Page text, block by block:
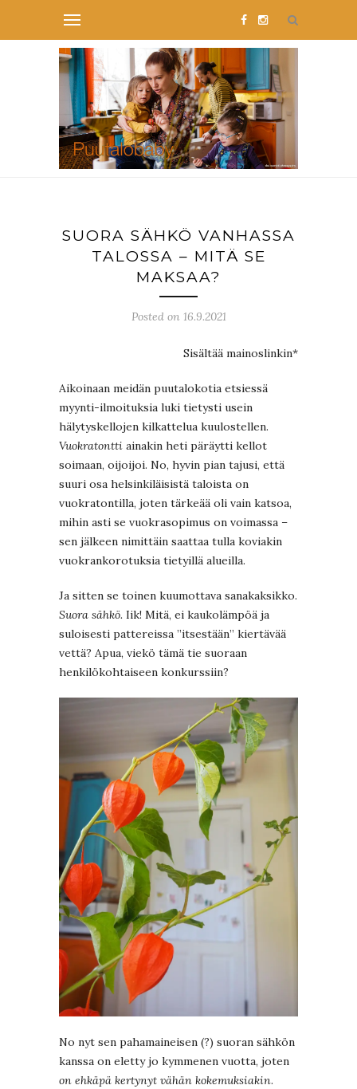
SUORA SÄHKÖ VANHASSA
TALOSSA – MITÄ SE
MAKSAA?
Posted on 16.9.2021
Sisältää mainoslinkin*
Aikoinaan meidän puutalokotia etsiessä
myynti-ilmoituksia luki tietysti usein
hälytyskellojen kilkattelua kuulostellen.
Vuokratontti ainakin heti päräytti kellot
soimaan, oijoijoi. No, hyvin pian tajusi, että
suuri osa helsinkiläisistä taloista on
vuokratontilla, joten tärkeää oli vain katsoa,
mihin asti se vuokrasopimus on voimassa –
sen jälkeen nimittäin saattaa tulla koviakin
vuokrankorotuksia tietyillä alueilla.
Ja sitten se toinen kuumottava sanakaksikko.
Suora sähkö. Iik! Mitä, ei kaukolämpöä ja
suloisesti pattereissa ”itsestään” kiertävää
vettä? Apua, viekö tämä tie suoraan
henkilökohtaiseen konkurssiin?
No nyt sen pahamaineisen (?) suoran sähkön
kanssa on eletty jo kymmenen vuotta, joten
on ehkäpä kertynyt vähän kokemuksiakin.